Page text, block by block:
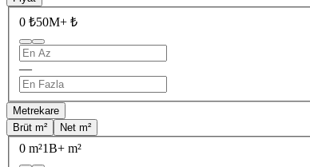
0 ₺50M+ ₺
—
Metrekare
Brüt m²
Net m²
0 m²1B+ m²